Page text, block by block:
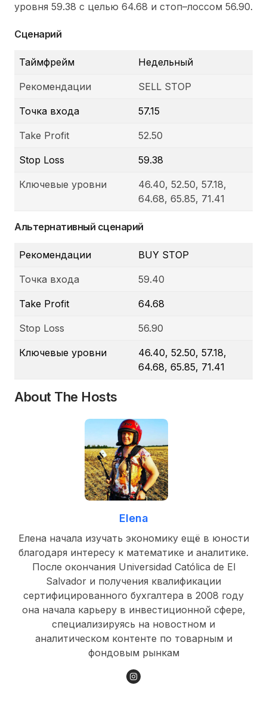
уровня 59.38 с целью 64.68 и стоп–лоссом 56.90.
Сценарий
Таймфрейм Недельный
Рекомендации SELL STOP
Точка входа 57.15
Take Profit 52.50
Stop Loss 59.38
Ключевые уровни
46.40, 52.50, 57.18,
64.68, 65.85, 71.41
Альтернативный сценарий
Рекомендации BUY STOP
Точка входа 59.40
Take Profit 64.68
Stop Loss 56.90
Ключевые уровни
46.40, 52.50, 57.18,
64.68, 65.85, 71.41
About The Hosts
Elena
Елена начала изучать экономику ещё в юности
благодаря интересу к математике и аналитике.
После окончания Universidad Católica de El
Salvador и получения квалификации
сертифицированного бухгалтера в 2008 году
она начала карьеру в инвестиционной сфере,
специализируясь на новостном и
аналитическом контенте по товарным и
фондовым рынкам